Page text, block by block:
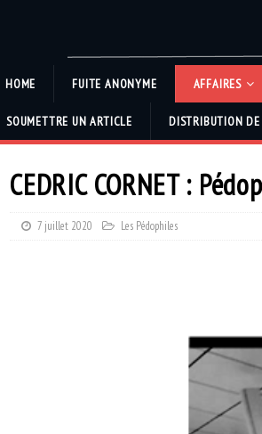
HOME FUITE ANONYME AFFAIRES
SOUMETTRE UN ARTICLE DISTRIBUTION DE
CEDRIC CORNET :
7 juillet 2020 Les Pédophiles